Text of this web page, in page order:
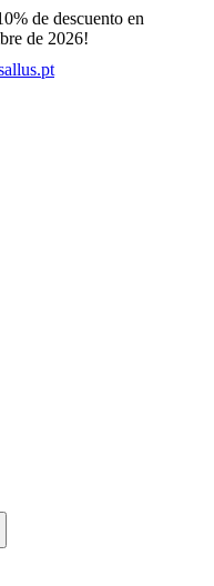
de descuento en
de 2026!